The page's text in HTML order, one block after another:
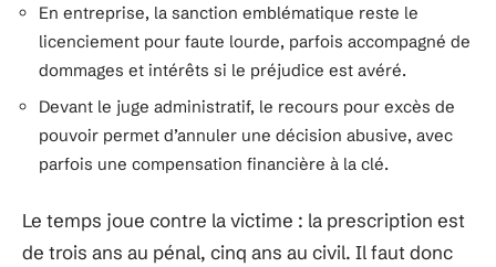
En entreprise, la sanction emblématique reste le
licenciement pour faute lourde, parfois accompagné de
dommages et intérêts si le préjudice est avéré.
Devant le juge administratif, le recours pour excès de
pouvoir permet d’annuler une décision abusive, avec
parfois une compensation financière à la clé.
Le temps joue contre la victime : la prescription est
de trois ans au pénal, cinq ans au civil. Il faut donc